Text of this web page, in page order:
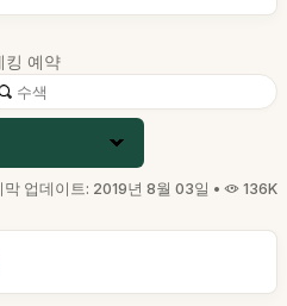
킹 예약
막 업데이트: 2019년 8월 03일 • 136K